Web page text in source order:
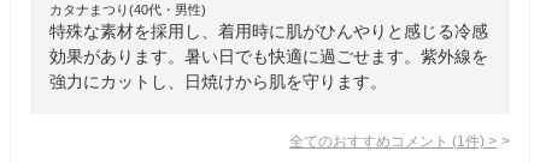
カタナまつり(40代・男性)
特殊な素材を採用し、着用時に肌がひんやりと感じる冷感
効果があります。暑い日でも快適に過ごせます。紫外線を
強力にカットし、日焼けから肌を守ります。
全てのおすすめコメント (1 件) >